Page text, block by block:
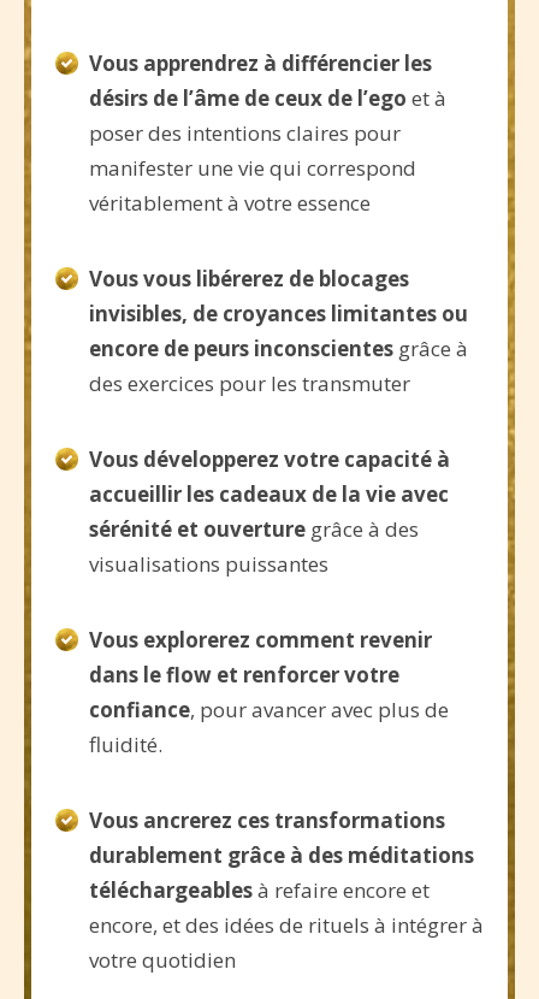
Vous apprendrez à différencier les
désirs de l’âme de ceux de l’ego et à
poser des intentions claires pour
manifester une vie qui correspond
véritablement à votre essence
Vous vous libérerez de blocages
invisibles, de croyances limitantes ou
encore de peurs inconscientes grâce à
des exercices pour les transmuter
Vous développerez votre capacité à
accueillir les cadeaux de la vie avec
sérénité et ouverture grâce à des
visualisations puissantes
Vous explorerez comment revenir
dans le flow et renforcer votre
confiance, pour avancer avec plus de
fluidité.
Vous ancrerez ces transformations
durablement grâce à des méditations
téléchargeablesà refaire encore et
encore, et des idées de rituels à intégrer à
votre quotidien